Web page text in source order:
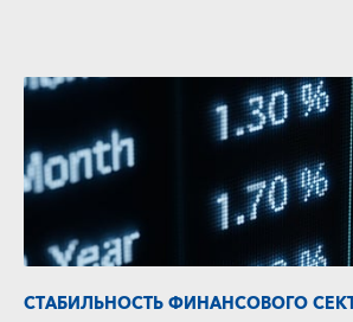
СТАБИЛЬНОСТЬ ФИНАНСОВОГО